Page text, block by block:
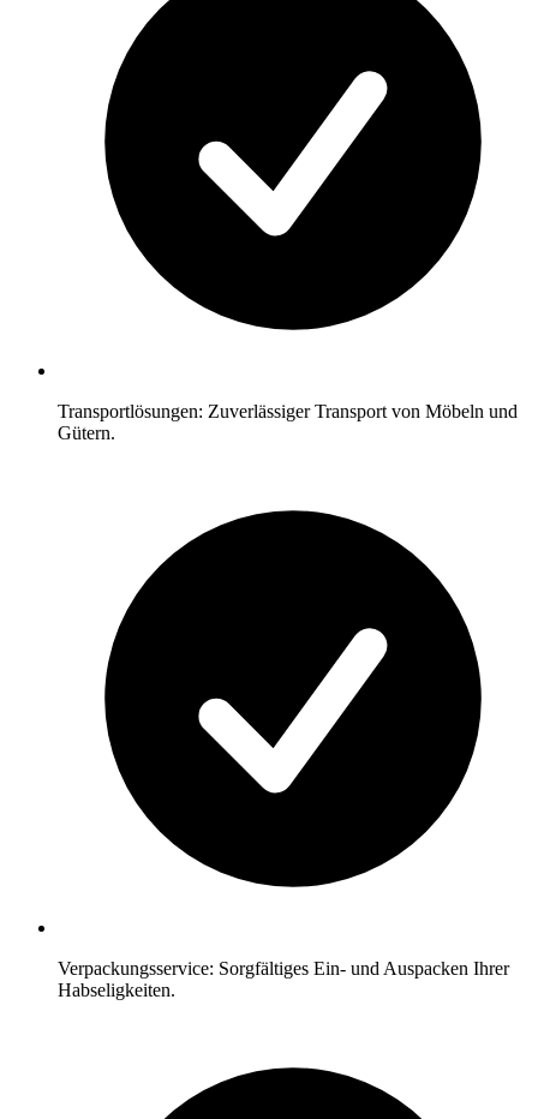
Transportlösungen: Zuverlässiger Transport von Möbeln und
Gütern.
Verpackungsservice: Sorgfältiges Ein- und Auspacken Ihrer
Habseligkeiten.